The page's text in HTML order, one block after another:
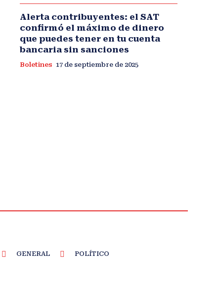
Alerta contribuyentes: el SAT
confirmó el máximo de dinero
que puedes tener en tu cuenta
bancaria sin sanciones
Boletines 17 de septiembre de 2025
GENERAL POLÍTICO